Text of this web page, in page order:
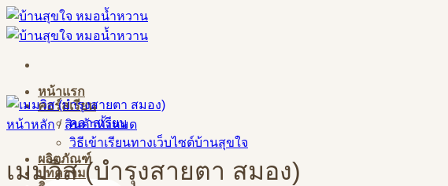
Skip
to
content
หน้าแรก
คอร์สเรียน
คลาสเรียน
วิธีเข้าเรียนทางเว็บไซต์บ้านสุขใจ
ผลิตภัณฑ์
บทความ
หน้าหลัก / สินค้าทั้งหมด
เมมวิส (บำรุงสายตา สมอง)